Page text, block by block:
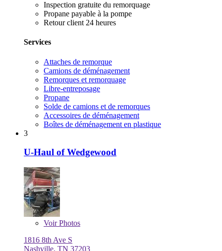
Inspection gratuite du remorquage
Propane payable à la pompe
Retour client 24 heures
Services
Attaches de remorque
Camions de déménagement
Remorques et remorquage
Libre-entreposage
Propane
Solde de camions et de remorques
Accessoires de déménagement
Boîtes de déménagement en plastique
3
U-Haul of Wedgewood
VoirPhotos
1816 8th Ave S
Nashville, TN 37203